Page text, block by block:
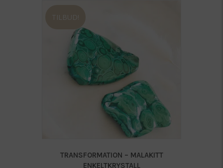
TILBUD!
TRANSFORMATION – MALAKITT
ENKELTKRYSTALL